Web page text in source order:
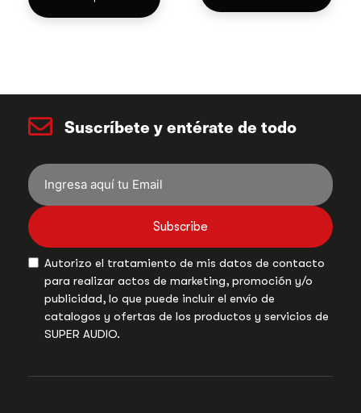
Suscríbete y entérate de todo
Subscribe
Autorizo el tratamiento de mis datos de contacto
para realizar actos de marketing, promoción y/o
publicidad, lo que puede incluir el envío de
catalogos y ofertas de los productos y servicios de
SUPER AUDIO.